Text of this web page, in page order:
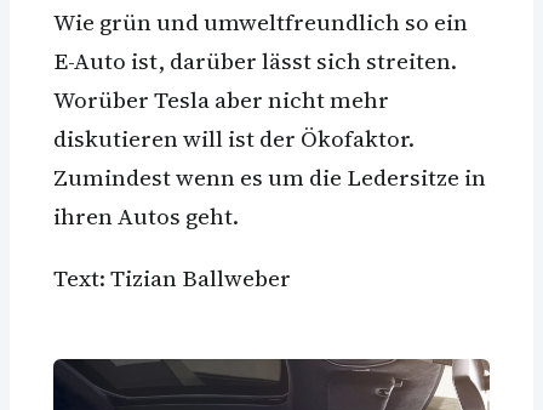
Wie grün und umweltfreundlich so ein
E-Auto ist, darüber lässt sich streiten.
Worüber Tesla aber nicht mehr
diskutieren will ist der Ökofaktor.
Zumindest wenn es um die Ledersitze in
ihren Autos geht.
Text: Tizian Ballweber